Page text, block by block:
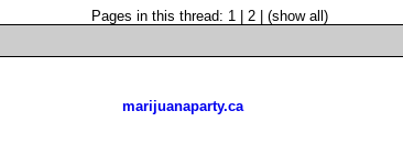
Pages in this thread: 1 | 2 | (show all)
marijuanaparty.ca